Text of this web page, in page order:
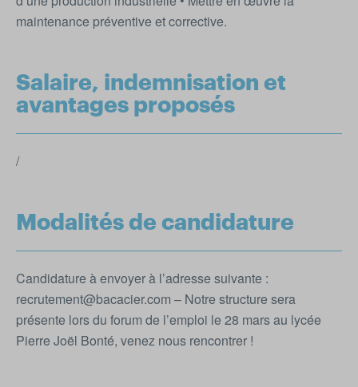
maintenance préventive et corrective.
Salaire, indemnisation et
avantages proposés
/
Modalités de candidature
Candidature à envoyer à l’adresse suivante :
recrutement@bacacier.com – Notre structure sera
présente lors du forum de l’emploi le 28 mars au lycée
Pierre Joël Bonté, venez nous rencontrer !